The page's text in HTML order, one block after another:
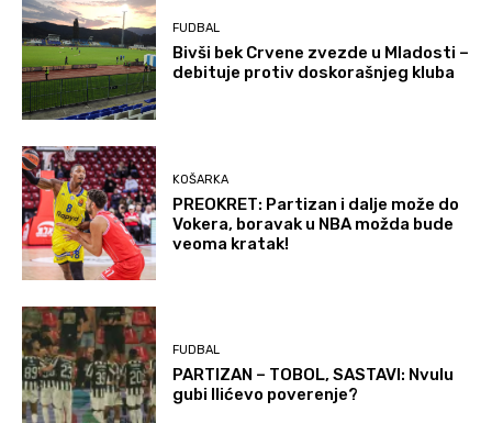
FUDBAL
Bivši bek Crvene zvezde u Mladosti –
debituje protiv doskorašnjeg kluba
KOŠARKA
PREOKRET: Partizan i dalje može do
Vokera, boravak u NBA možda bude
veoma kratak!
FUDBAL
PARTIZAN – TOBOL, SASTAVI: Nvulu
gubi Ilićevo poverenje?